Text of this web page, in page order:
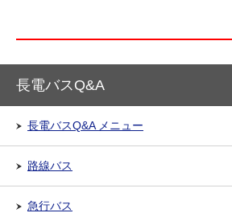
長電バスQ&A
長電バスQ&A メニュー
路線バス
急行バス